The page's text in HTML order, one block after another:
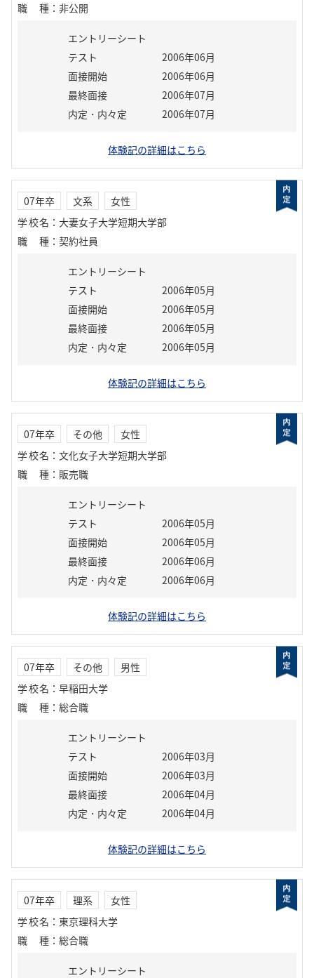
職種 ： 非公開
エントリーシート
テスト
2006年06月
面接開始
2006年06月
最終面接
2006年07月
内定・内々定
2006年07月
体験記の詳細はこちら
07年卒 文系
女性
学校名 ： 大妻女子大学短期大学部
職種 ： 契約社員
エントリーシート
テスト
2006年05月
面接開始
2006年05月
最終面接
2006年05月
内定・内々定
2006年05月
体験記の詳細はこちら
07年卒 その他
女性
学校名 ： 文化女子大学短期大学部
職種 ： 販売職
エントリーシート
テスト
2006年05月
面接開始
2006年05月
最終面接
2006年06月
内定・内々定
2006年06月
体験記の詳細はこちら
07年卒 その他
男性
学校名 ： 早稲田大学
職種 ： 総合職
エントリーシート
テスト
2006年03月
面接開始
2006年03月
最終面接
2006年04月
内定・内々定
2006年04月
体験記の詳細はこちら
07年卒 理系
女性
学校名 ： 東京理科大学
職種 ： 総合職
エントリーシート